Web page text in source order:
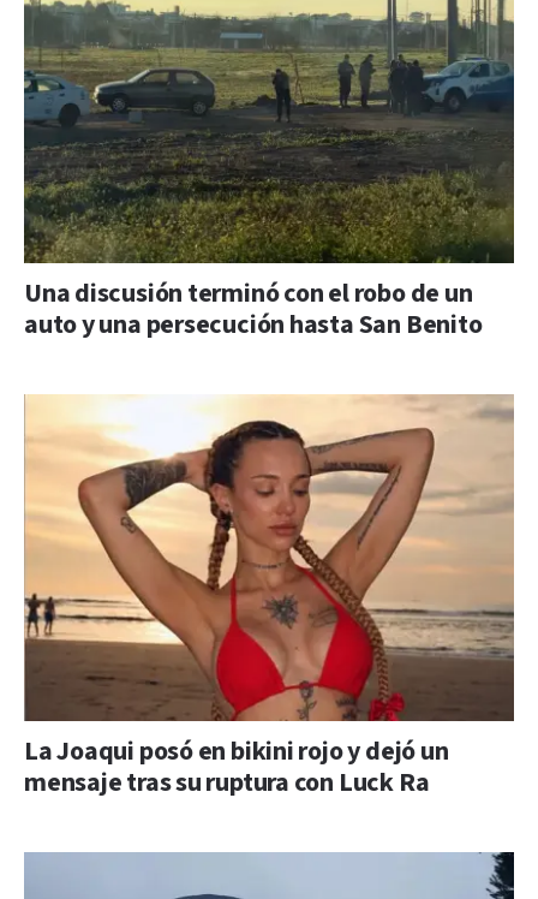
Una discusión terminó con el robo de un
auto y una persecución hasta San Benito
La Joaqui posó en bikini rojo y dejó un
mensaje tras su ruptura con Luck Ra